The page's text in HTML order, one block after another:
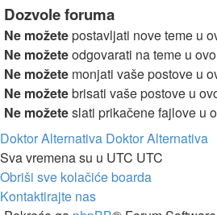
Dozvole foruma
Ne možetepostavljati nove teme u
Ne možeteodgovarati na teme u
Ne možete monjati vaše postove u
Ne možetebrisati vaše postove u
Ne možeteslati prikačene fajlove u
Doktor Alternativa Doktor Alternativa
Sva vremena su u UTC UTC
Obriši sve kolačiće boarda
Kontaktirajte nas